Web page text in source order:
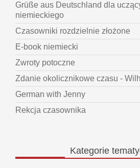
Grüße aus Deutschland dla
niemieckiego
Czasowniki rozdzielnie złożone
E-book niemiecki
Zwroty potoczne
Zdanie okolicznikowe czasu -
German with Jenny
Rekcja czasownika
Kategorie